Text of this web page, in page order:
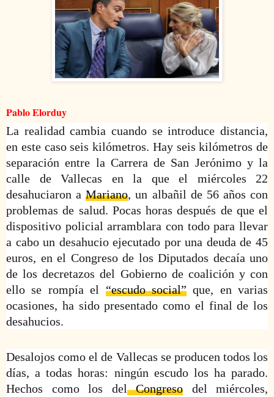
Pablo Elorduy
La realidad cambia cuando se introduce distancia,
en este caso seis kilómetros. Hay seis kilómetros de
separación entre la Carrera de San Jerónimo y la
calle de Vallecas en la que el miércoles 22
desahuciaron aMariano, un albañil de 56 años con
problemas de salud. Pocas horas después de que el
dispositivo policial arramblara con todo para llevar
a cabo un desahucio ejecutado por una deuda de 45
euros, en el Congreso de los Diputados decaía uno
de los decretazos del Gobierno de coalición y con
ello se rompía el “escudo social”que, en varias
ocasiones, ha sido presentado como el final de los
desahucios.
Desalojos como el de Vallecas se producen todos los
días, a todas horas: ningún escudo los ha parado.
Hechos como los delCongreso del miércoles,